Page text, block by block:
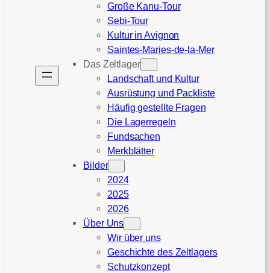
Große Kanu-Tour
Sebi-Tour
Kultur in Avignon
Saintes-Maries-de-la-Mer
Das Zeltlager
Landschaft und Kultur
Ausrüstung und Packliste
Häufig gestellte Fragen
Die Lagerregeln
Fundsachen
Merkblätter
Bilder
2024
2025
2026
Über Uns
Wir über uns
Geschichte des Zeltlagers
Schutzkonzept